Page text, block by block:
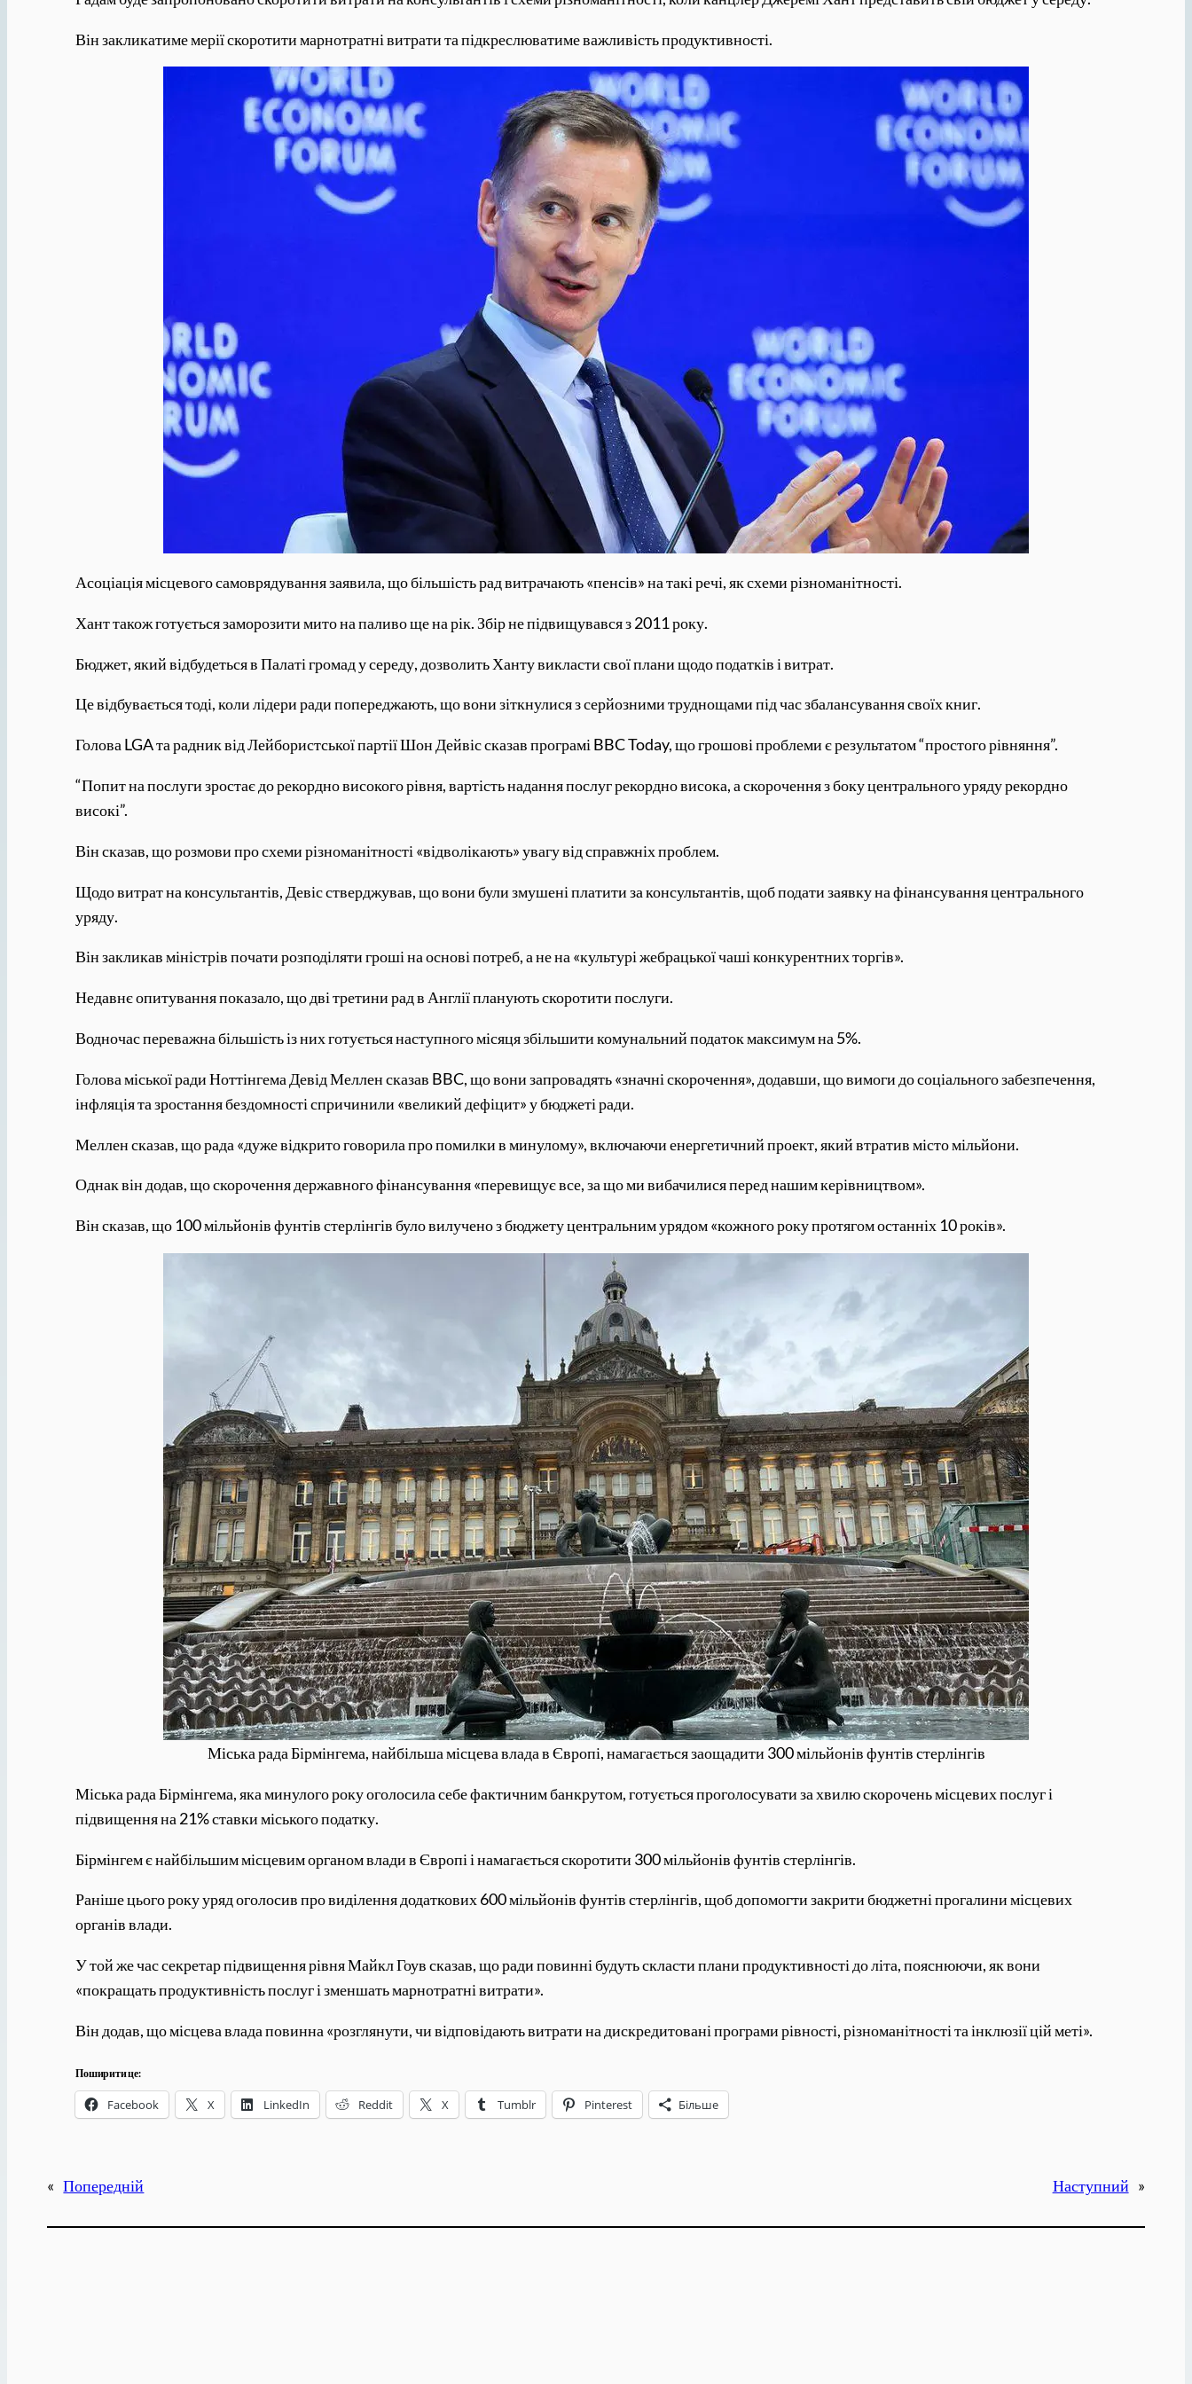
Він закликатиме мерії скоротити марнотратні витрати та підкреслюватиме важливість продуктивності.
Асоціація місцевого самоврядування заявила, що більшість рад витрачають «пенсів» на такі речі, як схеми різноманітності.
Хант також готується заморозити мито на паливо ще на рік. Збір не підвищувався з 2011 року.
Бюджет, який відбудеться в Палаті громад у середу, дозволить Ханту викласти свої плани щодо податків і витрат.
Це відбувається тоді, коли лідери ради попереджають, що вони зіткнулися з серйозними труднощами під час збалансування своїх книг.
Голова LGA та радник від Лейбористської партії Шон Дейвіс сказав програмі BBC Today, що грошові проблеми є результатом “простого рівняння”.
“Попит на послуги зростає до рекордно високого рівня, вартість надання послуг рекордно висока, а скорочення з боку центрального уряду рекордно
високі”.
Він сказав, що розмови про схеми різноманітності «відволікають» увагу від справжніх проблем.
Щодо витрат на консультантів, Девіс стверджував, що вони були змушені платити за консультантів, щоб подати заявку на фінансування центрального
уряду.
Він закликав міністрів почати розподіляти гроші на основі потреб, а не на «культурі жебрацької чаші конкурентних торгів».
Недавнє опитування показало, що дві третини рад в Англії планують скоротити послуги.
Водночас переважна більшість із них готується наступного місяця збільшити комунальний податок максимум на 5%.
Голова міської ради Ноттінгема Девід Меллен сказав BBC, що вони запровадять «значні скорочення», додавши, що вимоги до соціального забезпечення,
інфляція та зростання бездомності спричинили «великий дефіцит» у бюджеті ради.
Меллен сказав, що рада «дуже відкрито говорила про помилки в минулому», включаючи енергетичний проект, який втратив місто мільйони.
Однак він додав, що скорочення державного фінансування «перевищує все, за що ми вибачилися перед нашим керівництвом».
Він сказав, що 100 мільйонів фунтів стерлінгів було вилучено з бюджету центральним урядом «кожного року протягом останніх 10 років».
Міська рада Бірмінгема, найбільша місцева влада в Європі, намагається заощадити 300 мільйонів фунтів стерлінгів
Міська рада Бірмінгема, яка минулого року оголосила себе фактичним банкрутом, готується проголосувати за хвилю скорочень місцевих послуг і
підвищення на 21% ставки міського податку.
Бірмінгем є найбільшим місцевим органом влади в Європі і намагається скоротити 300 мільйонів фунтів стерлінгів.
Раніше цього року уряд оголосив про виділення додаткових 600 мільйонів фунтів стерлінгів, щоб допомогти закрити бюджетні прогалини місцевих
органів влади.
У той же час секретар підвищення рівня Майкл Гоув сказав, що ради повинні будуть скласти плани продуктивності до літа, пояснюючи, як вони
«покращать продуктивність послуг і зменшать марнотратні витрати».
Він додав, що місцева влада повинна «розглянути, чи відповідають витрати на дискредитовані програми рівності, різноманітності та інклюзії цій меті».
Поширити це:
Facebook X LinkedIn Reddit X Tumblr Pinterest Більше
« Попередній Наступний »